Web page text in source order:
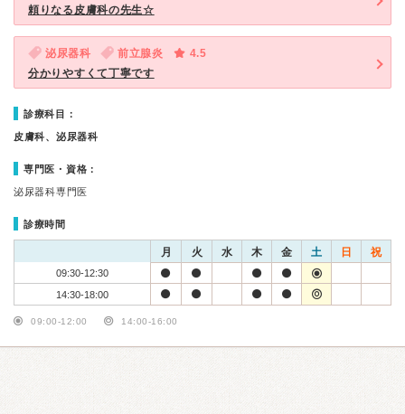
頼りなる皮膚科の先生☆
泌尿器科 前立腺炎
4.5
分かりやすくて丁寧です
診療科目：
皮膚科、泌尿器科
専門医・資格：
泌尿器科専門医
診療時間
月 火 水 木 金 土 日 祝
09:30-12:30
14:30-18:00
09:00-12:00 14:00-16:00